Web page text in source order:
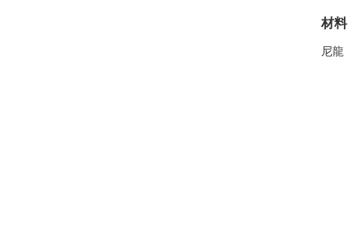
材料
尼龍